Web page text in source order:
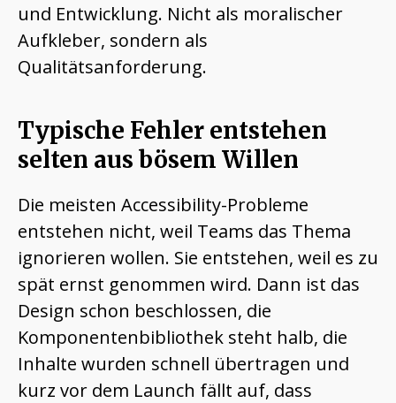
und Entwicklung. Nicht als moralischer
Aufkleber, sondern als
Qualitätsanforderung.
Typische Fehler entstehen
selten aus bösem Willen
Die meisten Accessibility-Probleme
entstehen nicht, weil Teams das Thema
ignorieren wollen. Sie entstehen, weil es zu
spät ernst genommen wird. Dann ist das
Design schon beschlossen, die
Komponentenbibliothek steht halb, die
Inhalte wurden schnell übertragen und
kurz vor dem Launch fällt auf, dass